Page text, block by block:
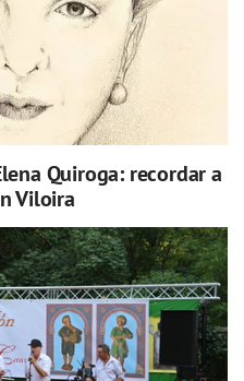
Quiroga: recordar a
Viloira